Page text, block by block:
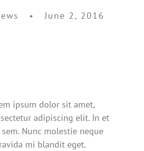
• June 2, 2016
ipsum dolor sit amet,
adipiscing elit. In et
Nunc molestie neque
mi blandit eget.